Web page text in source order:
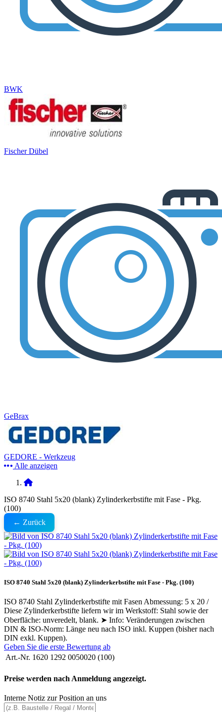
BWK
Fischer Dübel
GeBrax
GEDORE - Werkzeug
Alle anzeigen
ISO 8740 Stahl 5x20 (blank) Zylinderkerbstifte mit Fase - Pkg.
(100)
← Zurück
ISO 8740 Stahl 5x20 (blank) Zylinderkerbstifte mit Fase - Pkg. (100)
ISO 8740 Stahl Zylinderkerbstifte mit Fasen Abmessung: 5 x 20 /
Diese Zylinderkerbstifte liefern wir im Werkstoff: Stahl sowie der
Oberfläche: unveredelt, blank. ➤ Info: Veränderungen zwischen
DIN & ISO-Norm: Länge neu nach ISO inkl. Kuppen (bisher nach
DIN exkl. Kuppen).
Geben Sie die erste Bewertung ab
Art.-Nr. 1620 1292 0050020 (100)
Preise werden nach Anmeldung angezeigt.
Interne Notiz zur Position an uns